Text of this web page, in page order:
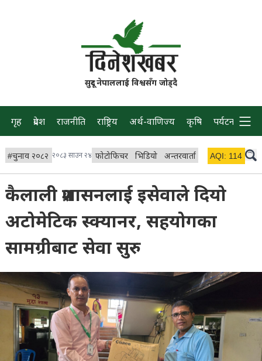
सुदूर नेपाललाई विश्वसँग जोड्दै
गृह प्रदेश राजनीति राष्ट्रिय अर्थ-वाणिज्य कृषि पर्यटन प्रवास
#चुनाव २०८२ २०८३ साउन २४ फोटोफिचर भिडियो अन्तरवार्ता विचार/ब्लग
AQI: 114
कैलाली प्रशासनलाई इसेवाले दियो
अटोमेटिक स्क्यानर, सहयोगका
सामग्रीबाट सेवा सुरु